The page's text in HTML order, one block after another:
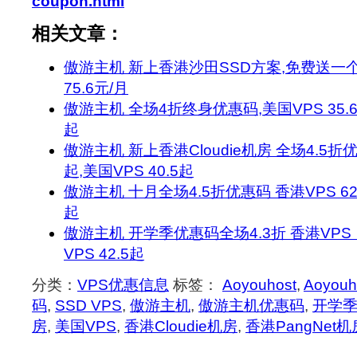
相关文章：
傲游主机 新上香港沙田SSD方案,免费送一
75.6元/月
傲游主机 全场4折终身优惠码,美国VPS
起
傲游主机 新上香港Cloudie机房 全场4.5折
起,美国VPS 40.5起
傲游主机 十月全场4.5折优惠码 香港VPS
起
傲游主机 开学季优惠码全场4.3折 香港
VPS 42.5起
分类： VPS优惠信息 标签： Aoyouhost,
码, SSD VPS, 傲游主机, 傲游主机优惠码, 开学季
房, 美国VPS, 香港Cloudie机房, 香港PangNet机